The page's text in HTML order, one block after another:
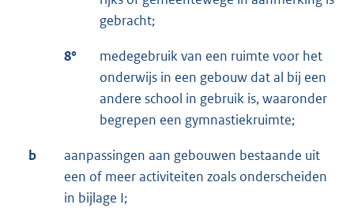
gebracht;
8°
medegebruik van een ruimte voor het
onderwijs in een gebouw dat al bij een
andere school in gebruik is, waaronder
begrepen een gymnastiekruimte;
b
aanpassingen aan gebouwen bestaande uit
een of meer activiteiten zoals onderscheiden
in bijlage I;